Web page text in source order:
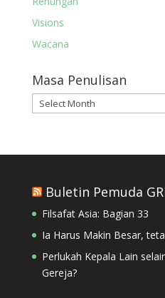
Visions
Wacana
Masa Penulisan
Masa
Penulisan
Buletin Pemuda
Filsafat Asia: Bagian 33
Ia Harus Makin Besar,
Perlukah Kepala Lain
Gereja?